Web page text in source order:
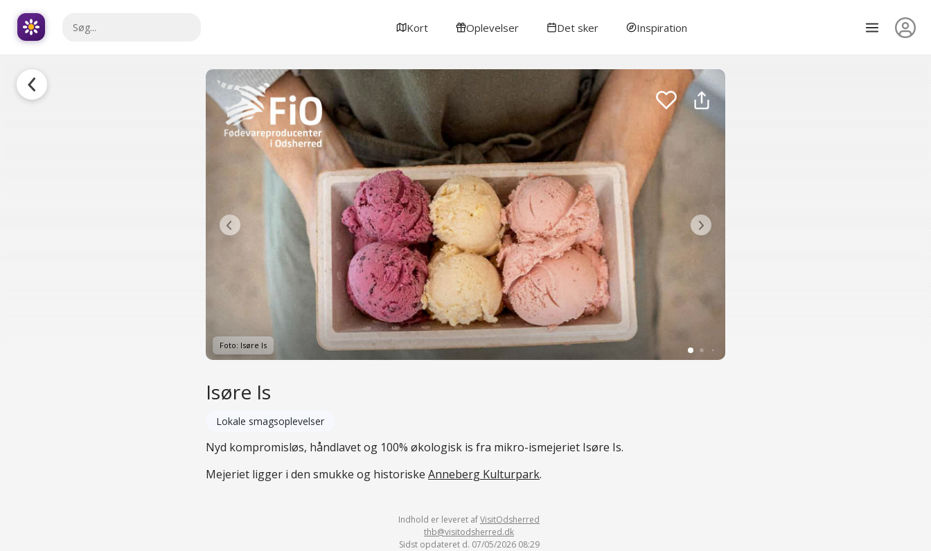
Kort Oplevelser Det sker Inspiration
Foto: Isøre Is
Isøre Is
Lokale smagsoplevelser
Nyd kompromisløs, håndlavet og 100% økologisk is fra mikro-ismejeriet Isøre Is.
Mejeriet ligger i den smukke og historiske Anneberg Kulturpark.
Indhold er leveret afVisitOdsherred
thb@visitodsherred.dk
Sidst opdateret d. 07/05/2026 08:29